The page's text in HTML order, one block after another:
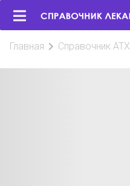
Главная Справочник АТХ